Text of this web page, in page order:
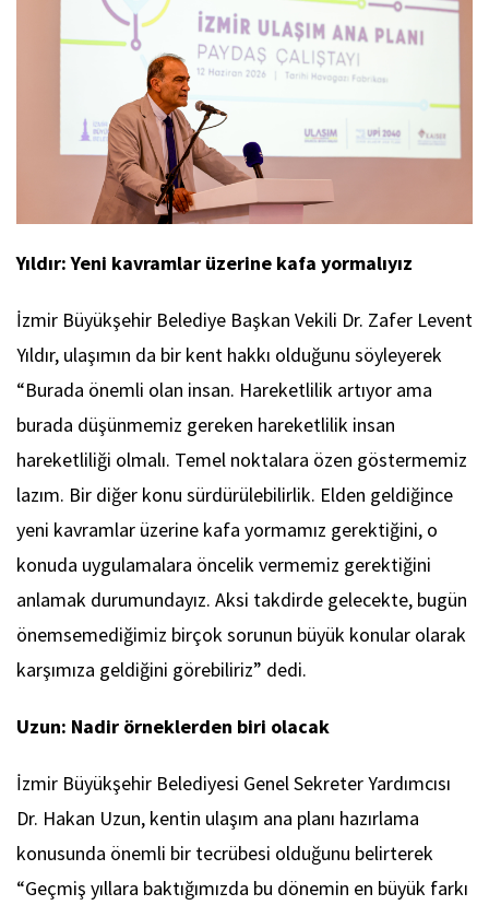
Yıldır: Yeni kavramlar üzerine kafa yormalıyız
İzmir Büyükşehir Belediye Başkan Vekili Dr. Zafer Levent
Yıldır, ulaşımın da bir kent hakkı olduğunu söyleyerek
“Burada önemli olan insan. Hareketlilik artıyor ama
burada düşünmemiz gereken hareketlilik insan
hareketliliği olmalı. Temel noktalara özen göstermemiz
lazım. Bir diğer konu sürdürülebilirlik. Elden geldiğince
yeni kavramlar üzerine kafa yormamız gerektiğini, o
konuda uygulamalara öncelik vermemiz gerektiğini
anlamak durumundayız. Aksi takdirde gelecekte, bugün
önemsemediğimiz birçok sorunun büyük konular olarak
karşımıza geldiğini görebiliriz” dedi.
Uzun: Nadir örneklerden biri olacak
İzmir Büyükşehir Belediyesi Genel Sekreter Yardımcısı
Dr. Hakan Uzun, kentin ulaşım ana planı hazırlama
konusunda önemli bir tecrübesi olduğunu belirterek
“Geçmiş yıllara baktığımızda bu dönemin en büyük farkı